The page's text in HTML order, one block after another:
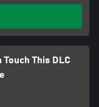
This DLC